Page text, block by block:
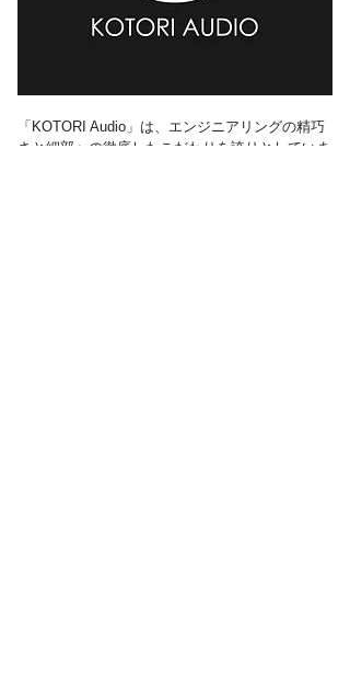
「KOTORI Audio」は、エンジニアリングの精巧
さと細部への徹底したこだわりを誇りとしていま